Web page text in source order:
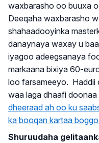
waxbarasho oo buuxa
Deeqaha waxbarasho
shahaadooyinka
danaynaya waxay u
iyagoo adeegsanaya
markaana bixiya 60-
loo farsameeyo. Haddii
waa laga dhaafi doonaa
dheeraad ah oo ku
ka booqan kartaa
Shuruudaha